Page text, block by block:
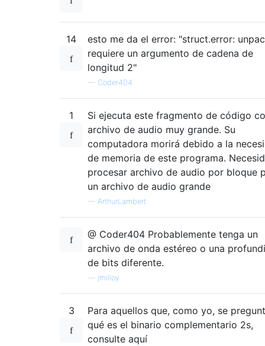
14
esto me da el error: "struct.error:
requiere un argumento de cadena de
longitud 2"
— Coder404
1
Si ejecuta este fragmento de código
archivo de audio muy grande. Su
computadora morirá debido a la
de memoria de este programa.
procesar archivo de audio por bloque
un archivo de audio grande
— ArthurLambert
@ Coder404 Probablemente tenga un
archivo de onda estéreo o una
de bits diferente.
jmilloy
3
Para aquellos que, como yo, se
qué es el binario complementario 2s,
consulte aquí